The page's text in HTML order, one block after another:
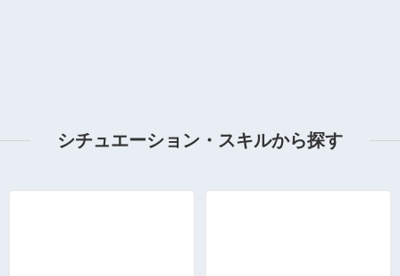
シチュエーション・スキルから探す